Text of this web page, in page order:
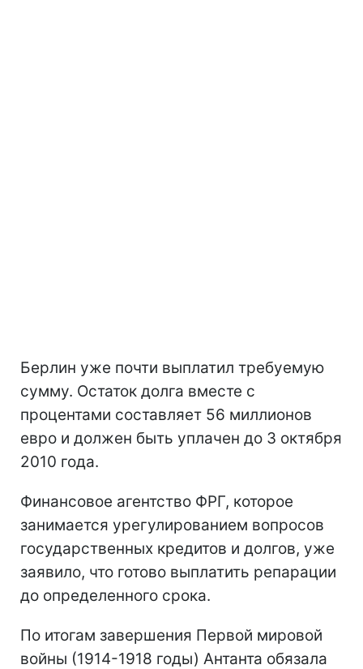
Берлин уже почти выплатил требуемую
сумму. Остаток долга вместе с
процентами составляет 56 миллионов
евро и должен быть уплачен до 3 октября
2010 года.
Финансовое агентство ФРГ, которое
занимается урегулированием вопросов
государственных кредитов и долгов, уже
заявило, что готово выплатить репарации
до определенного срока.
По итогам завершения Первой мировой
войны (1914-1918 годы) Антанта обязала